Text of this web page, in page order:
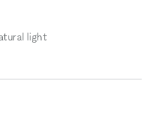
light